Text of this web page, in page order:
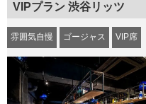
VIPプラン 渋谷リッツ
雰囲気自慢 ゴージャス VIP席